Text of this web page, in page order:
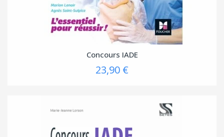
Concours IADE
23,90 €